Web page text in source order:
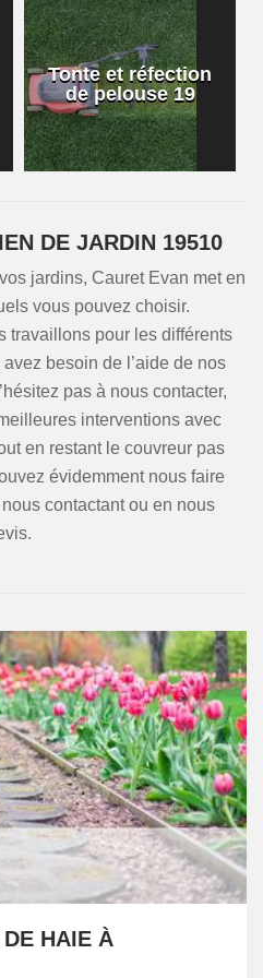
Tonte et réfection
de pelouse 19
DE JARDIN 19510
jardins, Cauret Evan met en
vous pouvez choisir.
travaillons pour les différents
besoin de l’aide de nos
pas à nous contacter,
interventions avec
en restant le couvreur pas
évidemment nous faire
contactant ou en nous
HAIE À